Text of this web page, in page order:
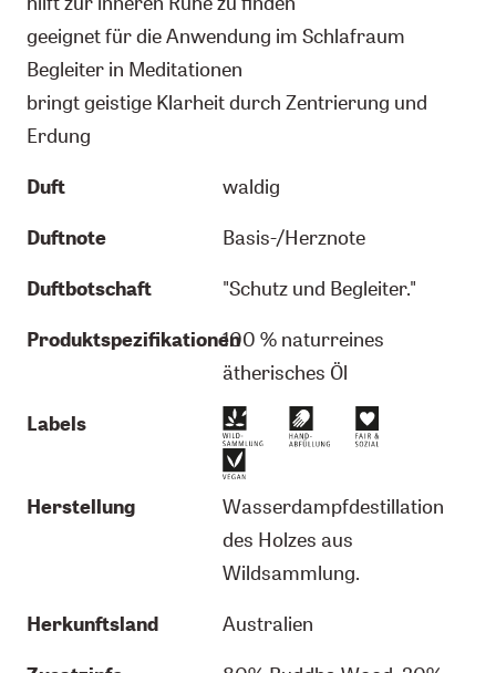
geeignet für die Anwendung im Schlafraum
Begleiter in Meditationen
bringt geistige Klarheit durch Zentrierung und
Erdung
Duft
waldig
Duftnote
Basis-/Herznote
Duftbotschaft
"Schutz und Begleiter."
Produktspezifikationen100 % naturreines
ätherisches Öl
Labels
Herstellung
Wasserdampfdestillation
des Holzes aus
Wildsammlung.
Herkunftsland
Australien